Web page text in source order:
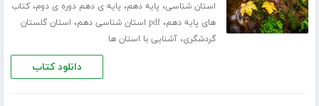
استان شناسی، پایه دهم، پایه ی دهم دوره ی دوم،کتاب
های پایه دهم،pdf استان شناسی دهم ، استان گلستان
گردشگری،آشنایی با استان ها
دانلود کتاب